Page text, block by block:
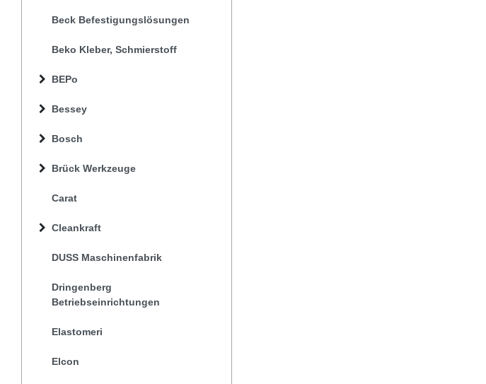
Beck Befestigungslösungen
Beko Kleber, Schmierstoff
BEPo
Bessey
Bosch
Brück Werkzeuge
Carat
Cleankraft
DUSS Maschinenfabrik
Dringenberg
Betriebseinrichtungen
Elastomeri
Elcon